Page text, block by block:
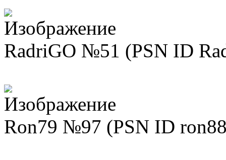
RadriGO №51 (PSN ID
Ron79 №97 (PSN ID